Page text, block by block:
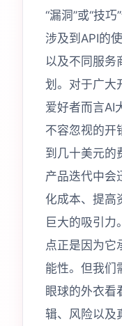
“漏洞”或“技
涉及到API的
以及不同服务
划。对于广大
爱好者而言AI
不容忽视的开
到几十美元的
产品迭代中会
化成本、提高
巨大的吸引
点正是因为它
能性。但我们
眼球的外衣看
辑、风险以及